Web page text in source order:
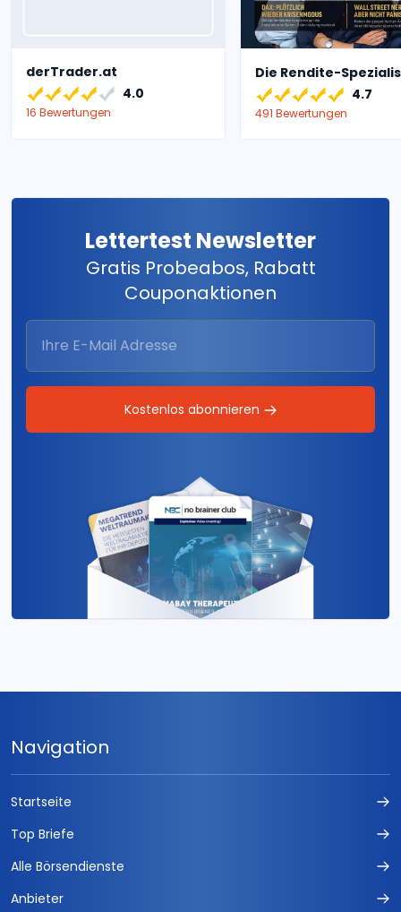
derTrader.at
4.0
16 Bewertungen
Die Rendite-
4.7
491 Bewertungen
Lettertest Newsletter
Gratis Probeabos, Rabatt
Couponaktionen
Kostenlos abonnieren
Navigation
Startseite
Top Briefe
Alle Börsendienste
Anbieter